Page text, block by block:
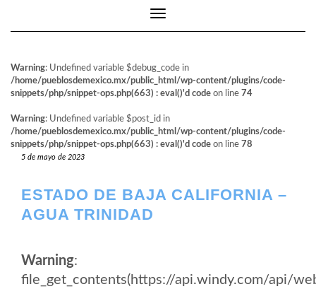
Cambiar modo de navegación
Warning: Undefined variable $debug_code in
/home/pueblosdemexico.mx/public_html/wp-content/plugins/code-
snippets/php/snippet-ops.php(663) : eval()'d code on line 74
Warning: Undefined variable $post_id in
/home/pueblosdemexico.mx/public_html/wp-content/plugins/code-
snippets/php/snippet-ops.php(663) : eval()'d code on line 78
5 de mayo de 2023
ESTADO DE BAJA CALIFORNIA –
AGUA TRINIDAD
Warning:
file_get_contents(https://api.windy.com/api/